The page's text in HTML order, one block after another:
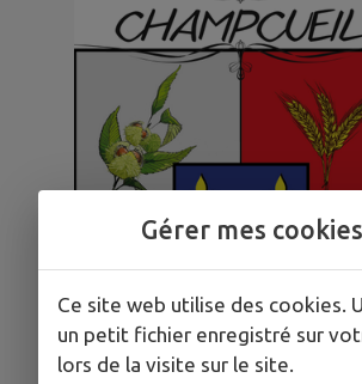
Gérer mes
Ce site web utilise des cookies.
un petit fichier enregistré sur
lors de la visite sur le site.